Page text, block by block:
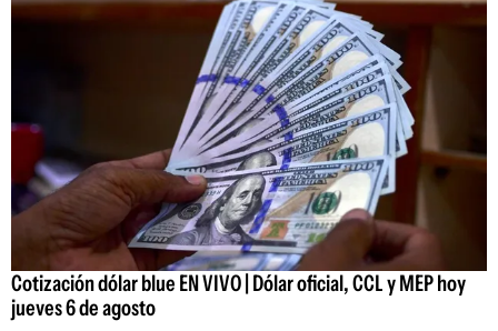
Cotización dólar blue EN VIVO | Dólar oficial, CCL y MEP hoy
jueves 6 de agosto